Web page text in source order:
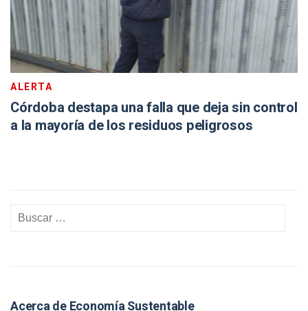
ALERTA
Córdoba destapa una falla que deja sin control
a la mayoría de los residuos peligrosos
Acerca de Economía Sustentable